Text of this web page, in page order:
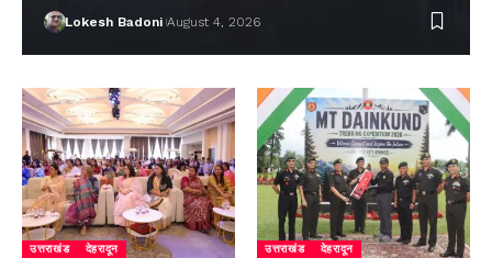
Lokesh Badoni August 4, 2026
उत्तराखंड देहरादून उत्तराखंड देहरादून